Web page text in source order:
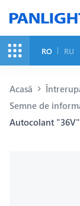
RO RU
Acasă
Semne de
Autocolant "36V"